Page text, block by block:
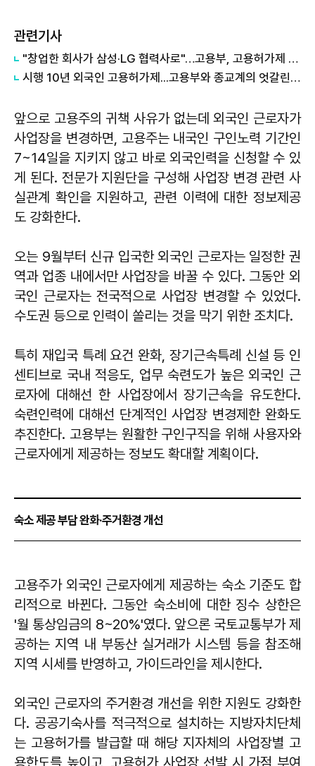
관련기사
"창업한 회사가 삼성·LG 협력사로"…고용부, 고용허가제 귀국근로자 초청
시행 10년 외국인 고용허가제...고용부와 종교계의 엇갈린 평가
앞으로 고용주의 귀책 사유가 없는데 외국인 근로자가
사업장을 변경하면, 고용주는 내국인 구인노력 기간인
7~14일을 지키지 않고 바로 외국인력을 신청할 수 있
게 된다. 전문가 지원단을 구성해 사업장 변경 관련 사
실관계 확인을 지원하고, 관련 이력에 대한 정보제공
도 강화한다.
오는 9월부터 신규 입국한 외국인 근로자는 일정한 권
역과 업종 내에서만 사업장을 바꿀 수 있다. 그동안 외
국인 근로자는 전국적으로 사업장 변경할 수 있었다.
수도권 등으로 인력이 쏠리는 것을 막기 위한 조치다.
특히 재입국 특례 요건 완화, 장기근속특례 신설 등 인
센티브로 국내 적응도, 업무 숙련도가 높은 외국인 근
로자에 대해선 한 사업장에서 장기근속을 유도한다.
숙련인력에 대해선 단계적인 사업장 변경제한 완화도
추진한다. 고용부는 원활한 구인구직을 위해 사용자와
근로자에게 제공하는 정보도 확대할 계획이다.
숙소 제공 부담 완화·주거환경 개선
고용주가 외국인 근로자에게 제공하는 숙소 기준도 합
리적으로 바뀐다. 그동안 숙소비에 대한 징수 상한은
'월 통상임금의 8~20%'였다. 앞으론 국토교통부가 제
공하는 지역 내 부동산 실거래가 시스템 등을 참조해
지역 시세를 반영하고, 가이드라인을 제시한다.
외국인 근로자의 주거환경 개선을 위한 지원도 강화한
다. 공공기숙사를 적극적으로 설치하는 지방자치단체
는 고용허가를 발급할 때 해당 지자체의 사업장별 고